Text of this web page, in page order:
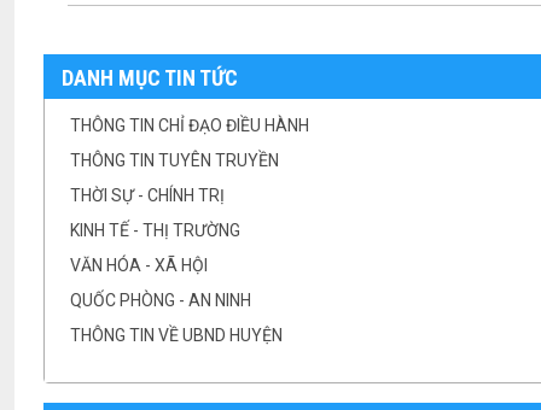
DANH MỤC TIN TỨC
THÔNG TIN CHỈ ĐẠO ĐIỀU HÀNH
THÔNG TIN TUYÊN TRUYỀN
THỜI SỰ - CHÍNH TRỊ
KINH TẾ - THỊ TRƯỜNG
VĂN HÓA - XÃ HỘI
QUỐC PHÒNG - AN NINH
THÔNG TIN VỀ UBND HUYỆN